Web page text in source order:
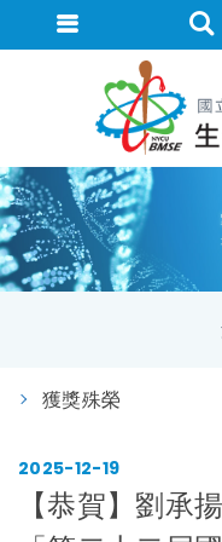
獲獎殊榮
19
12
2025
【恭賀】劉承